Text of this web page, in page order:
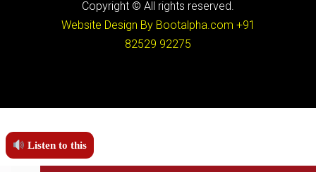
Copyright © All rights reserved.
Website Design By Bootalpha.com +91
82529 92275
Listen to this